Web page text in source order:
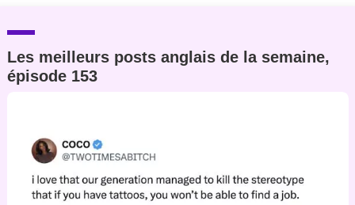
Les meilleurs posts anglais de la semaine,
épisode 153